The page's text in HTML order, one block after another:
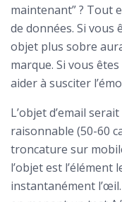
maintenant” ? Tout
de données. Si vous
objet plus sobre
marque. Si vous
aider à susciter
L’objet d’email
raisonnable (50-60
troncature sur
l’objet est l’élément
instantanément